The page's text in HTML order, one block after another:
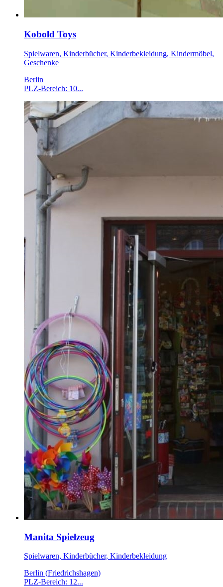
Kobold Toys
Spielwaren, Kinderbücher, Kinderbekleidung, Kindermöbel,
Geschenke
Berlin
PLZ-Bereich: 10...
Manita Spielzeug
Spielwaren, Kinderbücher, Kinderbekleidung
Berlin (Friedrichshagen)
PLZ-Bereich: 12...